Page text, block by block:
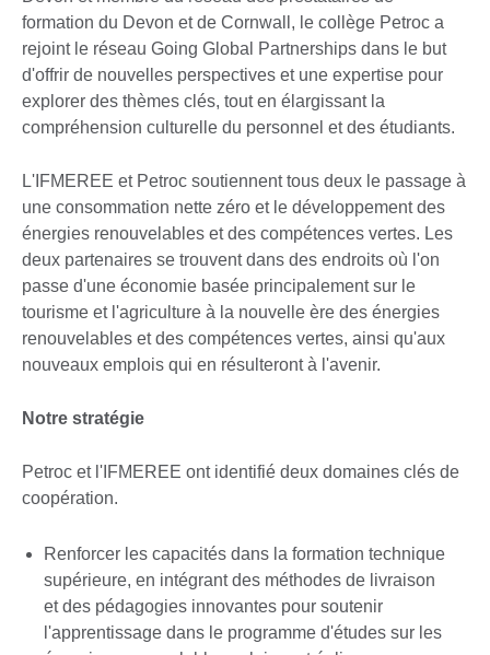
formation du Devon et de Cornwall, le collège Petroc a
rejoint le réseau Going Global Partnerships dans le but
d'offrir de nouvelles perspectives et une expertise pour
explorer des thèmes clés, tout en élargissant la
compréhension culturelle du personnel et des étudiants.
L'IFMEREE et Petroc soutiennent tous deux le passage à
une consommation nette zéro et le développement des
énergies renouvelables et des compétences vertes. Les
deux partenaires se trouvent dans des endroits où l'on
passe d'une économie basée principalement sur le
tourisme et l'agriculture à la nouvelle ère des énergies
renouvelables et des compétences vertes, ainsi qu'aux
nouveaux emplois qui en résulteront à l'avenir.
Notre stratégie
Petroc et l'IFMEREE ont identifié deux domaines clés de
coopération.
Renforcer les capacités dans la formation technique
supérieure, en intégrant des méthodes de livraison
et des pédagogies innovantes pour soutenir
l'apprentissage dans le programme d'études sur les